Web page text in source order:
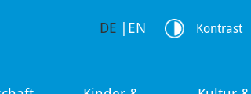
DE EN Kontrast